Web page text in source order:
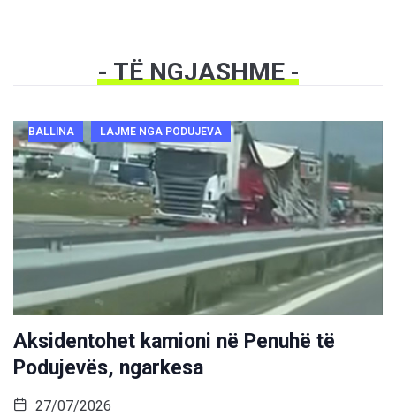
- TË NGJASHME-
BALLINA LAJME NGA PODUJEVA
Aksidentohet kamioni në Penuhë të
Podujevës, ngarkesa
27/07/2026